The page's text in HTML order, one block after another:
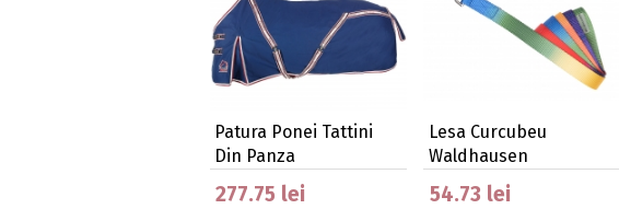
Patura Ponei Tattini
Din Panza
277.75 lei
Lesa Curcubeu
Waldhausen
54.73 lei